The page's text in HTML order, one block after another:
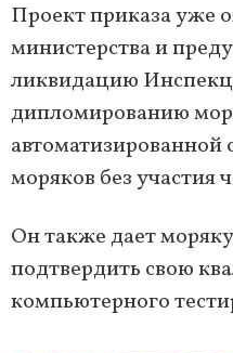
Проект приказа уже
министерства и
ликвидацию
дипломированию
автоматизированной
моряков без участия
Он также дает
подтвердить свою
компьютерного